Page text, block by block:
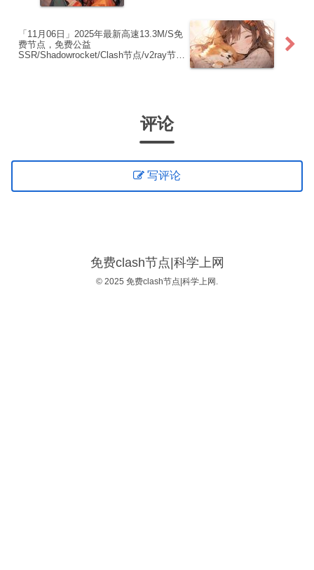
「11月06日」2025年最新高速13.3M/S免
费节点，免费公益
SSR/Shadowrocket/Clash节点/v2ray节
评论
写评论
免费clash节点|科学上网
© 2025 免费clash节点|科学上网.